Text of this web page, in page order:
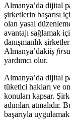
Almanya’da dijital
şirketlerin başarısı
olan yasal
avantajı sağlamak
danışmanlık
Almanya’dakiiş
yardımcı olur.
Almanya’da dijital
tüketici hakları ve
konuları kapsar.
adımları atmalıdır.
başarıyla